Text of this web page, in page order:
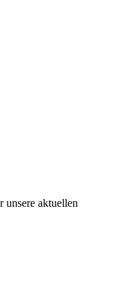
unsere aktuellen